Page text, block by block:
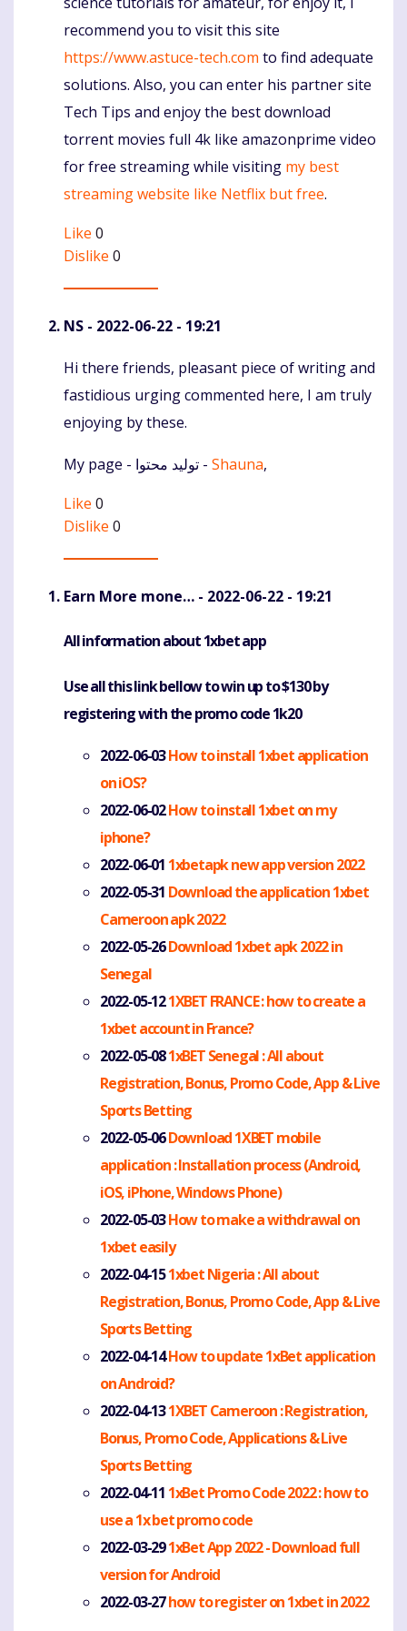
recommend you to visit this site
https://www.astuce-tech.com to find adequate
solutions. Also, you can enter his partner site
Tech Tips and enjoy the best download
torrent movies full 4k like amazonprime video
for free streaming while visiting my best
streaming website like Netflix but free.
Like 0
Dislike 0
NS - 2022-06-22 - 19:21
Komentaras
Hi there friends, pleasant piece of writing and
fastidious urging commented here, I am truly
enjoying by these.
My page - تولید محتوا - Shauna,
Like 0
Dislike 0
Earn More mone… - 2022-06-22 - 19:21
Komentaras
All information about 1xbet app
Use all this link bellow to win up to $130 by
registering with the promo code 1k20
2022-06-03How to install 1xbet application
on iOS?
2022-06-02How to install 1xbet on my
iphone?
2022-06-01 1xbetapk new app version 2022
2022-05-31 Download the application 1xbet
Cameroon apk 2022
2022-05-26Download 1xbet apk 2022 in
Senegal
2022-05-121XBET FRANCE : how to create a
1xbet account in France?
2022-05-081xBET Senegal : All about
Registration, Bonus, Promo Code, App & Live
Sports Betting
2022-05-06Download 1XBET mobile
application : Installation process (Android,
iOS, iPhone, Windows Phone)
2022-05-03How to make a withdrawal on
1xbet easily
2022-04-151xbet Nigeria : All about
Registration, Bonus, Promo Code, App & Live
Sports Betting
2022-04-14How to update 1xBet application
on Android?
2022-04-131XBET Cameroon : Registration,
Bonus, Promo Code, Applications & Live
Sports Betting
2022-04-11 1xBet Promo Code 2022 : how to
use a 1x bet promo code
2022-03-291xBet App 2022 - Download full
version for Android
2022-03-27how to register on 1xbet in 2022